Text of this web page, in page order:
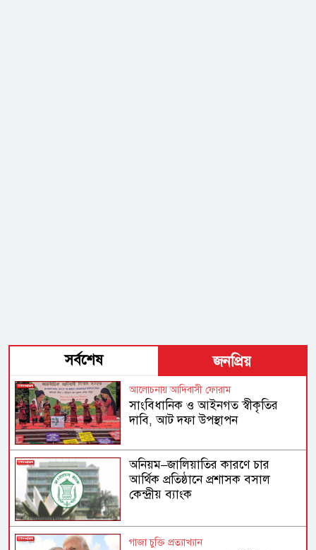
সর্বশেষ জনপ্রিয়
আলোচনায় আদিবাসী ফোরাম
সাংবিধানিক ও আইনগত স্বীকৃতির
দাবি, আট দফা উপস্থাপন
অনিয়ম–জালিয়াতির কারণে চার
আর্থিক প্রতিষ্ঠানে প্রশাসক বসাল
কেন্দ্রীয় ব্যাংক
গাজা চুক্তি প্রত্যাখ্যান